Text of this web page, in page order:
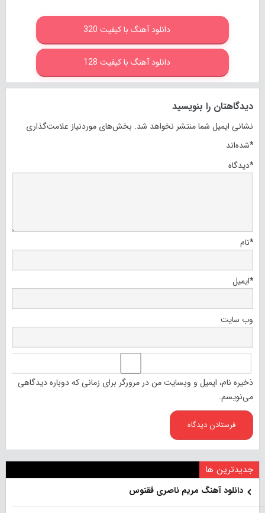
دانلود آهنگ با کیفیت 320
دانلود آهنگ با کیفیت 128
دیدگاهتان را بنویسید
نشانی ایمیل شما منتشر نخواهد شد. بخش‌های موردنیاز علامت‌گذاری
شده‌اند*
دیدگاه*
نام*
ایمیل*
وب‌ سایت
ذخیره نام، ایمیل و وبسایت من در مرورگر برای زمانی که دوباره دیدگاهی
می‌نویسم.
جدیدترین ها
دانلود آهنگ مریم ناصری ققنوس